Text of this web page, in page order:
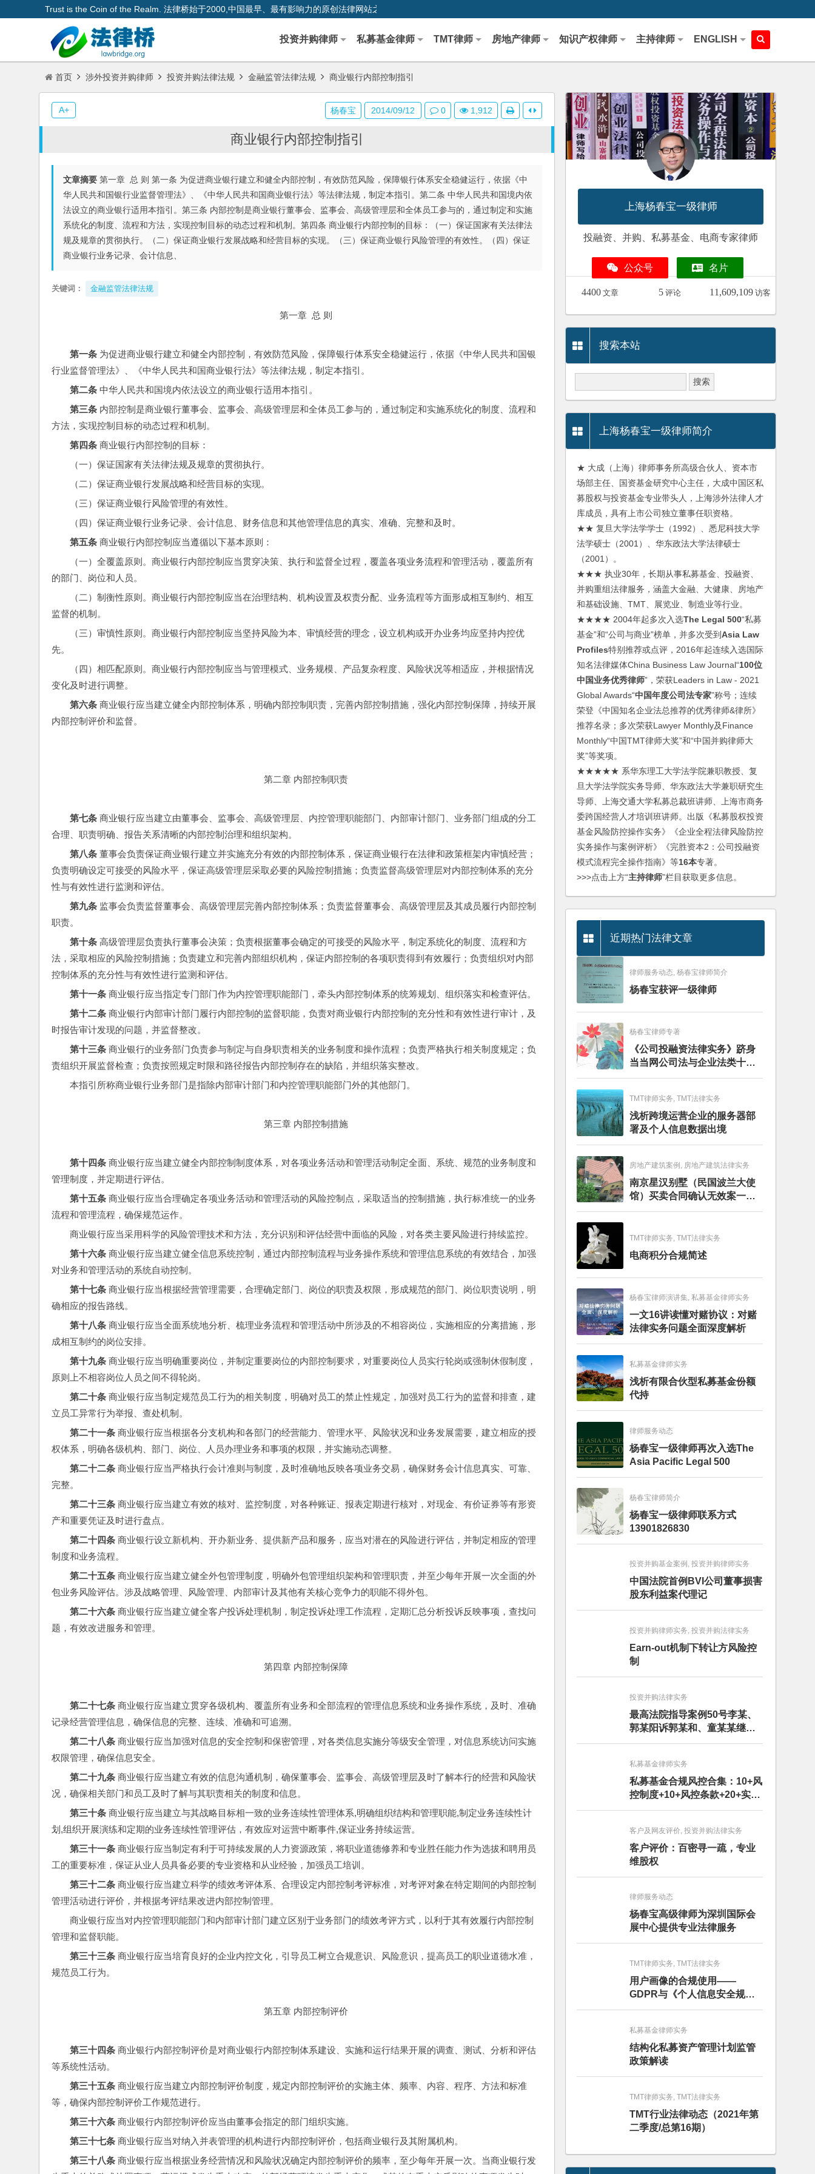
Trust is the Coin of the Realm. 法律桥始于2000,中国最早、最有影响力的原创法律网站之一
投资并购律师 私募基金律师 TMT律师 房地产律师 知识产权律师 主持律师 ENGLISH
首页 涉外投资并购律师 投资并购法律法规 金融监管法律法规 商业银行内部控制指引
商业银行内部控制指引
文章摘要 第一章 总 则 第一条 为促进商业银行建立和健全内部控制，有效防范风险，保障银行体系安全稳健运行，依据《中
华人民共和国银行业监督管理法》、《中华人民共和国商业银行法》等法律法规，制定本指引。第二条 中华人民共和国境内依
法设立的商业银行适用本指引。第三条 内部控制是商业银行董事会、监事会、高级管理层和全体员工参与的，通过制定和实施
系统化的制度、流程和方法，实现控制目标的动态过程和机制。第四条 商业银行内部控制的目标：（一）保证国家有关法律法
规及规章的贯彻执行。（二）保证商业银行发展战略和经营目标的实现。（三）保证商业银行风险管理的有效性。（四）保证
商业银行业务记录、会计信息、
关键词： 金融监管法律法规
第一章  总 则
第一条 为促进商业银行建立和健全内部控制，有效防范风险，保障银行体系安全稳健运行，依据《中华人民共和国银
行业监督管理法》、《中华人民共和国商业银行法》等法律法规，制定本指引。
第二条 中华人民共和国境内依法设立的商业银行适用本指引。
第三条 内部控制是商业银行董事会、监事会、高级管理层和全体员工参与的，通过制定和实施系统化的制度、流程和
方法，实现控制目标的动态过程和机制。
第四条 商业银行内部控制的目标：
（一）保证国家有关法律法规及规章的贯彻执行。
（二）保证商业银行发展战略和经营目标的实现。
（三）保证商业银行风险管理的有效性。
（四）保证商业银行业务记录、会计信息、财务信息和其他管理信息的真实、准确、完整和及时。
第五条 商业银行内部控制应当遵循以下基本原则：
（一）全覆盖原则。商业银行内部控制应当贯穿决策、执行和监督全过程，覆盖各项业务流程和管理活动，覆盖所有
的部门、岗位和人员。
（二）制衡性原则。商业银行内部控制应当在治理结构、机构设置及权责分配、业务流程等方面形成相互制约、相互
监督的机制。
（三）审慎性原则。商业银行内部控制应当坚持风险为本、审慎经营的理念，设立机构或开办业务均应坚持内控优
先。
（四）相匹配原则。商业银行内部控制应当与管理模式、业务规模、产品复杂程度、风险状况等相适应，并根据情况
变化及时进行调整。
第六条 商业银行应当建立健全内部控制体系，明确内部控制职责，完善内部控制措施，强化内部控制保障，持续开展
内部控制评价和监督。
第二章 内部控制职责
第七条 商业银行应当建立由董事会、监事会、高级管理层、内控管理职能部门、内部审计部门、业务部门组成的分工
合理、职责明确、报告关系清晰的内部控制治理和组织架构。
第八条 董事会负责保证商业银行建立并实施充分有效的内部控制体系，保证商业银行在法律和政策框架内审慎经营；
负责明确设定可接受的风险水平，保证高级管理层采取必要的风险控制措施；负责监督高级管理层对内部控制体系的充分
性与有效性进行监测和评估。
第九条 监事会负责监督董事会、高级管理层完善内部控制体系；负责监督董事会、高级管理层及其成员履行内部控制
职责。
第十条 高级管理层负责执行董事会决策；负责根据董事会确定的可接受的风险水平，制定系统化的制度、流程和方
法，采取相应的风险控制措施；负责建立和完善内部组织机构，保证内部控制的各项职责得到有效履行；负责组织对内部
控制体系的充分性与有效性进行监测和评估。
第十一条 商业银行应当指定专门部门作为内控管理职能部门，牵头内部控制体系的统筹规划、组织落实和检查评估。
第十二条 商业银行内部审计部门履行内部控制的监督职能，负责对商业银行内部控制的充分性和有效性进行审计，及
时报告审计发现的问题，并监督整改。
第十三条 商业银行的业务部门负责参与制定与自身职责相关的业务制度和操作流程；负责严格执行相关制度规定；负
责组织开展监督检查；负责按照规定时限和路径报告内部控制存在的缺陷，并组织落实整改。
本指引所称商业银行业务部门是指除内部审计部门和内控管理职能部门外的其他部门。
第三章 内部控制措施
第十四条 商业银行应当建立健全内部控制制度体系，对各项业务活动和管理活动制定全面、系统、规范的业务制度和
管理制度，并定期进行评估。
第十五条 商业银行应当合理确定各项业务活动和管理活动的风险控制点，采取适当的控制措施，执行标准统一的业务
流程和管理流程，确保规范运作。
商业银行应当采用科学的风险管理技术和方法，充分识别和评估经营中面临的风险，对各类主要风险进行持续监控。
第十六条 商业银行应当建立健全信息系统控制，通过内部控制流程与业务操作系统和管理信息系统的有效结合，加强
对业务和管理活动的系统自动控制。
第十七条 商业银行应当根据经营管理需要，合理确定部门、岗位的职责及权限，形成规范的部门、岗位职责说明，明
确相应的报告路线。
第十八条 商业银行应当全面系统地分析、梳理业务流程和管理活动中所涉及的不相容岗位，实施相应的分离措施，形
成相互制约的岗位安排。
第十九条 商业银行应当明确重要岗位，并制定重要岗位的内部控制要求，对重要岗位人员实行轮岗或强制休假制度，
原则上不相容岗位人员之间不得轮岗。
第二十条 商业银行应当制定规范员工行为的相关制度，明确对员工的禁止性规定，加强对员工行为的监督和排查，建
立员工异常行为举报、查处机制。
第二十一条 商业银行应当根据各分支机构和各部门的经营能力、管理水平、风险状况和业务发展需要，建立相应的授
权体系，明确各级机构、部门、岗位、人员办理业务和事项的权限，并实施动态调整。
第二十二条 商业银行应当严格执行会计准则与制度，及时准确地反映各项业务交易，确保财务会计信息真实、可靠、
完整。
第二十三条 商业银行应当建立有效的核对、监控制度，对各种账证、报表定期进行核对，对现金、有价证券等有形资
产和重要凭证及时进行盘点。
第二十四条 商业银行设立新机构、开办新业务、提供新产品和服务，应当对潜在的风险进行评估，并制定相应的管理
制度和业务流程。
第二十五条 商业银行应当建立健全外包管理制度，明确外包管理组织架构和管理职责，并至少每年开展一次全面的外
包业务风险评估。涉及战略管理、风险管理、内部审计及其他有关核心竞争力的职能不得外包。
第二十六条 商业银行应当建立健全客户投诉处理机制，制定投诉处理工作流程，定期汇总分析投诉反映事项，查找问
题，有效改进服务和管理。
第四章 内部控制保障
第二十七条 商业银行应当建立贯穿各级机构、覆盖所有业务和全部流程的管理信息系统和业务操作系统，及时、准确
记录经营管理信息，确保信息的完整、连续、准确和可追溯。
第二十八条 商业银行应当加强对信息的安全控制和保密管理，对各类信息实施分等级安全管理，对信息系统访问实施
权限管理，确保信息安全。
第二十九条 商业银行应当建立有效的信息沟通机制，确保董事会、监事会、高级管理层及时了解本行的经营和风险状
况，确保相关部门和员工及时了解与其职责相关的制度和信息。
第三十条 商业银行应当建立与其战略目标相一致的业务连续性管理体系,明确组织结构和管理职能,制定业务连续性计
划,组织开展演练和定期的业务连续性管理评估，有效应对运营中断事件,保证业务持续运营。
第三十一条 商业银行应当制定有利于可持续发展的人力资源政策，将职业道德修养和专业胜任能力作为选拔和聘用员
工的重要标准，保证从业人员具备必要的专业资格和从业经验，加强员工培训。
第三十二条 商业银行应当建立科学的绩效考评体系、合理设定内部控制考评标准，对考评对象在特定期间的内部控制
管理活动进行评价，并根据考评结果改进内部控制管理。
商业银行应当对内控管理职能部门和内部审计部门建立区别于业务部门的绩效考评方式，以利于其有效履行内部控制
管理和监督职能。
第三十三条 商业银行应当培育良好的企业内控文化，引导员工树立合规意识、风险意识，提高员工的职业道德水准，
规范员工行为。
第五章 内部控制评价
第三十四条 商业银行内部控制评价是对商业银行内部控制体系建设、实施和运行结果开展的调查、测试、分析和评估
等系统性活动。
第三十五条 商业银行应当建立内部控制评价制度，规定内部控制评价的实施主体、频率、内容、程序、方法和标准
等，确保内部控制评价工作规范进行。
第三十六条 商业银行内部控制评价应当由董事会指定的部门组织实施。
第三十七条 商业银行应当对纳入并表管理的机构进行内部控制评价，包括商业银行及其附属机构。
第三十八条 商业银行应当根据业务经营情况和风险状况确定内部控制评价的频率，至少每年开展一次。当商业银行发
杨春宝 2014/09/12 0 1,912
A+
上海杨春宝一级律师
投融资、并购、私募基金、电商专家律师
公众号 名片
4400 文章 5 评论 11,609,109 访客
搜索本站
上海杨春宝一级律师简介
★ 大成（上海）律师事务所高级合伙人、资本市
场部主任、国资基金研究中心主任，大成中国区私
募股权与投资基金专业带头人，上海涉外法律人才
库成员，具有上市公司独立董事任职资格。
★★ 复旦大学法学学士（1992）、悉尼科技大学
法学硕士（2001）、华东政法大学法律硕士
（2001）。
★★★ 执业30年，长期从事私募基金、投融资、
并购重组法律服务，涵盖大金融、大健康、房地产
和基础设施、TMT、展览业、制造业等行业。
★★★★ 2004年起多次入选The Legal 500“私募
基金”和“公司与商业”榜单，并多次受到Asia Law
Profiles特别推荐或点评，2016年起连续入选国际
知名法律媒体China Business Law Journal“100位
中国业务优秀律师”，荣获Leaders in Law - 2021
Global Awards“中国年度公司法专家”称号；连续
荣登《中国知名企业法总推荐的优秀律师&律所》
推荐名录；多次荣获Lawyer Monthly及Finance
Monthly“中国TMT律师大奖”和“中国并购律师大
奖”等奖项。
★★★★★ 系华东理工大学法学院兼职教授、复
旦大学法学院实务导师、华东政法大学兼职研究生
导师、上海交通大学私募总裁班讲师、上海市商务
委跨国经营人才培训班讲师。出版《私募股权投资
基金风险防控操作实务》《企业全程法律风险防控
实务操作与案例评析》《完胜资本2：公司投融资
模式流程完全操作指南》等16本专著。
>>>点击上方“主持律师”栏目获取更多信息。
近期热门法律文章
律师服务动态, 杨春宝律师简介
杨春宝获评一级律师
杨春宝律师专著
《公司投融资法律实务》跻身
当当网公司法与企业法类十大
畅销图书榜
TMT律师实务, TMT法律实务
浅析跨境运营企业的服务器部
署及个人信息数据出境
房地产建筑案例, 房地产建筑法律实务
南京星汉别墅（民国波兰大使
馆）买卖合同确认无效案一审
判决书
TMT律师实务, TMT法律实务
电商积分合规简述
杨春宝律师演讲集, 私募基金律师实务
一文16讲读懂对赌协议：对赌
法律实务问题全面深度解析
私募基金律师实务
浅析有限合伙型私募基金份额
代持
律师服务动态
杨春宝一级律师再次入选The
Asia Pacific Legal 500
杨春宝律师简介
杨春宝一级律师联系方式
13901826830
投资并购基金案例, 投资并购律师实务
中国法院首例BVI公司董事损害
股东利益案代理记
投资并购律师实务, 投资并购法律实务
Earn-out机制下转让方风险控
制
投资并购法律实务
最高法院指导案例50号李某、
郭某阳诉郭某和、童某某继承
纠纷案
私募基金律师实务
私募基金合规风控合集：10+风
控制度+10+风控条款+20+实务
文章+每月动态
客户及网友评价, 投资并购法律实务
客户评价：百密寻一疏，专业
维股权
律师服务动态
杨春宝高级律师为深圳国际会
展中心提供专业法律服务
TMT律师实务, TMT法律实务
用户画像的合规使用——
GDPR与《个人信息安全规
范》的比较分析
私募基金律师实务
结构化私募资产管理计划监管
政策解读
TMT律师实务, TMT法律实务
TMT行业法律动态（2021年第
二季度/总第16期）